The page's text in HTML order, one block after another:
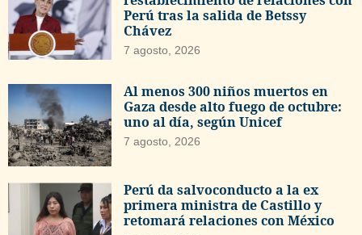
Perú tras la salida de Betssy
Chávez
7 agosto, 2026
Al menos 300 niños muertos en
Gaza desde alto fuego de octubre:
uno al día, según Unicef
7 agosto, 2026
Perú da salvoconducto a la ex
primera ministra de Castillo y
retomará relaciones con México